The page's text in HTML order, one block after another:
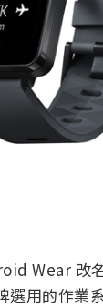
Wear 改
選用的作業